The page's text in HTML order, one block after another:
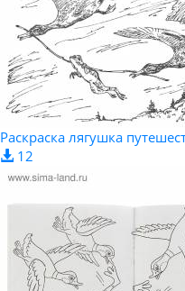
Раскраска лягушка
12